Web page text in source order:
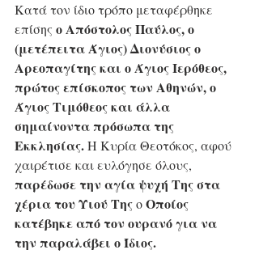
Κατά τον ίδιο τρόπο μεταφέρθηκε
επίσης ο Απόστολος Παύλος, ο
(μετέπειτα Άγιος) Διονύσιος ο
Αρεοπαγίτης και ο Άγιος Ιερόθεος,
πρώτος επίσκοπος των Αθηνών, ο
Άγιος Τιμόθεος και άλλα
σημαίνοντα πρόσωπα της
Εκκλησίας. Η Κυρία Θεοτόκος, αφού
χαιρέτισε και ευλόγησε όλους,
παρέδωσε την αγία ψυχή Της στα
χέρια του Υιού Της ο Οποίος
κατέβηκε από τον ουρανό για να
την παραλάβει ο Ίδιος.